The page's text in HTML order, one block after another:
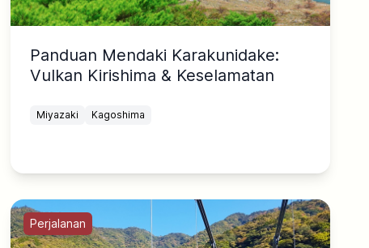
Panduan Mendaki Karakunidake:
Vulkan Kirishima & Keselamatan
Miyazaki Kagoshima
Perjalanan